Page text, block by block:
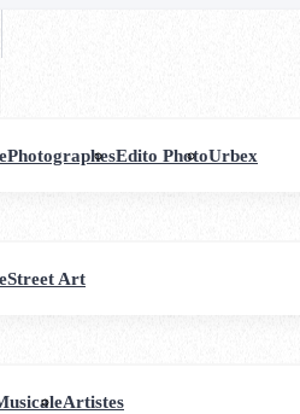
PhotographesEdito PhotoUrbex
Street Art
Artistes